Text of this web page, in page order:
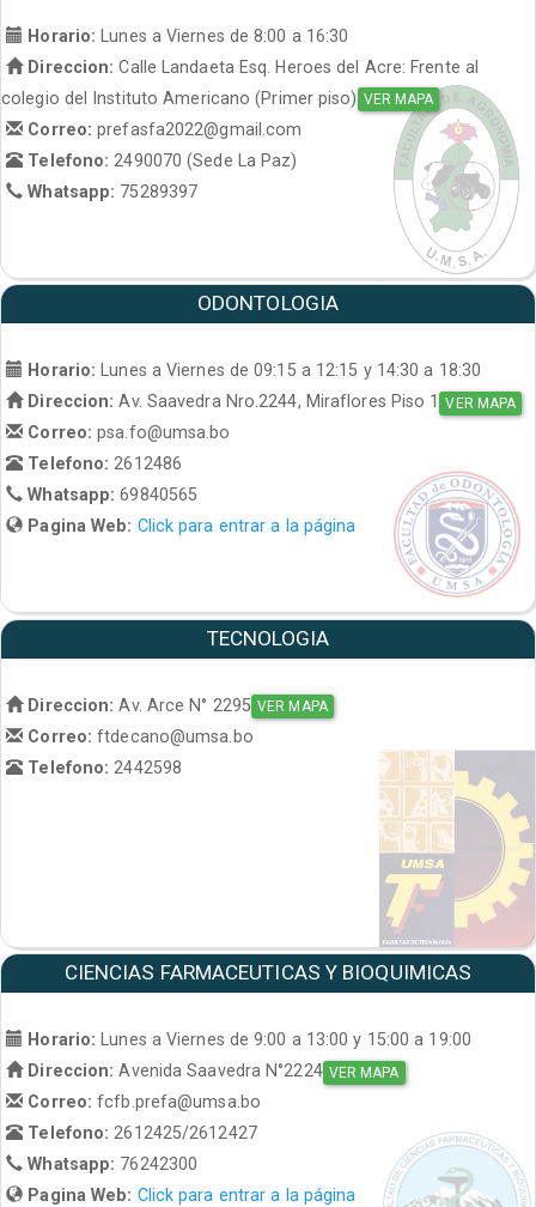
Horario:
Lunes a Viernes de 8:00 a 16:30
Direccion: Calle Landaeta Esq. Heroes del Acre: Frente al
colegio del Instituto Americano (Primer piso) VER MAPA
Correo:prefasfa2022@gmail.com
Telefono: 2490070 (Sede La Paz)
Whatsapp: 75289397
ODONTOLOGIA
Horario: Lunes a Viernes de 09:15 a 12:15 y 14:30 a 18:30
Direccion: Av. Saavedra Nro.2244, Miraflores Piso 1 VER MAPA
Correo:psa.fo@umsa.bo
Telefono:2612486
Whatsapp:69840565
Pagina Web: Click para entrar a la página
TECNOLOGIA
Direccion: Av. Arce N° 2295 VER MAPA
Correo:ftdecano@umsa.bo
Telefono: 2442598
CIENCIAS FARMACEUTICAS Y BIOQUIMICAS
Horario: Lunes a Viernes de 9:00 a 13:00 y 15:00 a 19:00
Direccion: Avenida Saavedra N°2224 VER MAPA
Correo:fcfb.prefa@umsa.bo
Telefono:2612425/2612427
Whatsapp: 76242300
Pagina Web: Click para entrar a la página